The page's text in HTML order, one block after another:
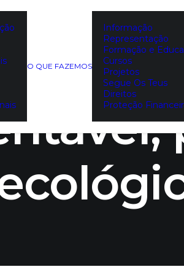
O QUE FAZEMOS
Informação
Representação
Formação e
Cursos
Projetos
Segue Os Teus
Direitos
Proteção